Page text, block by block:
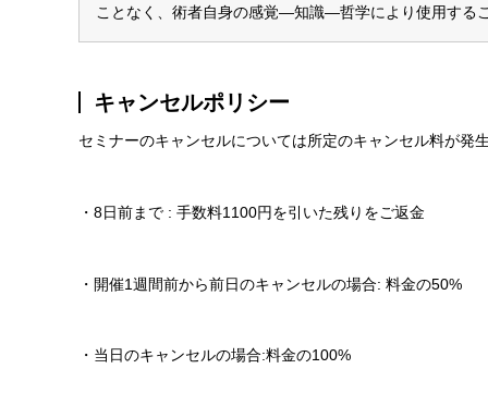
ことなく、術者自身の感覚―知識―哲学により使用する
キャンセルポリシー
セミナーのキャンセルについては所定のキャンセル料が発
・8日前まで : 手数料1100円を引いた残りをご返金
・開催1週間前から前日のキャンセルの場合: 料金の50%
・当日のキャンセルの場合:料金の100%